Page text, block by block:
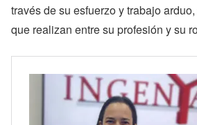
través de su esfuerzo y trabajo
que realizan entre su profesión y su